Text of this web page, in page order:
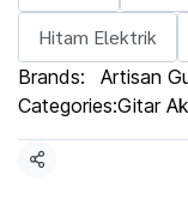
Hitam Elektrik
Brands:
Artisan
Categories:Gitar
Share